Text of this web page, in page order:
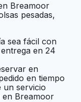
Breamoor
pesadas,
sea fácil con
en 24
en
en tiempo
un servicio
en Breamoor